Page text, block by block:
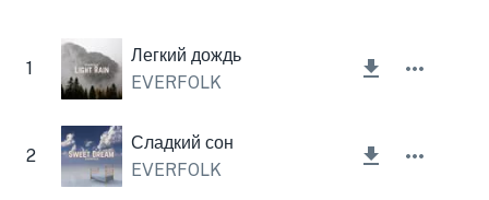
1
Легкий дождь
EVERFOLK
2
Сладкий сон
EVERFOLK